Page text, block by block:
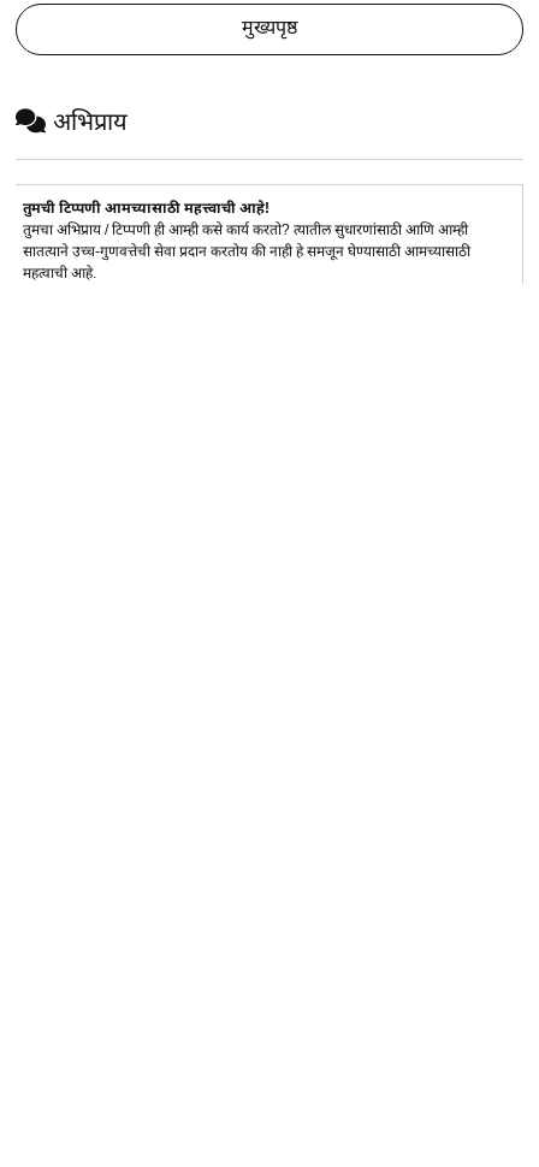
मुख्यपृष्ठ
अभिप्राय
तुमची टिप्पणी आमच्यासाठी महत्त्वाची आहे!
तुमचा अभिप्राय / टिप्पणी ही आम्ही कसे कार्य करतो? त्यातील सुधारणांसाठी आणि आम्ही
सातत्याने उच्च-गुणवत्तेची सेवा प्रदान करतोय की नाही हे समजून घेण्यासाठी आमच्यासाठी
महत्वाची आहे.